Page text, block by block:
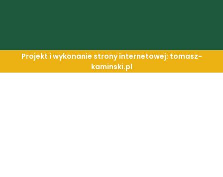
Projekt i wykonanie strony internetowej: tomasz-
kaminski.pl